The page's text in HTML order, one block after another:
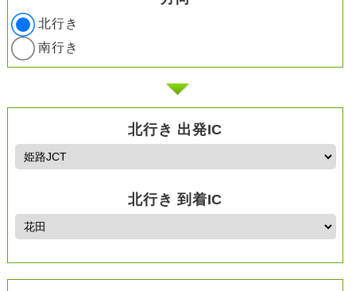
北行き
南行き
北行き 出発IC
北行き 到着IC